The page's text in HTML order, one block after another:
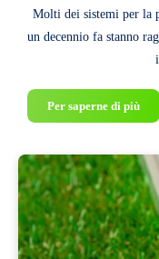
Molti dei sistemi per la
un decennio fa stanno
Per saperne di più
i